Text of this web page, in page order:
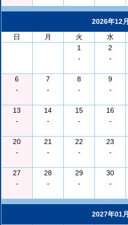
2026年12月
日
月 火 水
1
-
2
-
6
-
7
-
8
-
9
-
13
-
14
-
15
-
16
-
20
-
21
-
22
-
23
-
27
-
28
-
29
-
30
-
2027年01月